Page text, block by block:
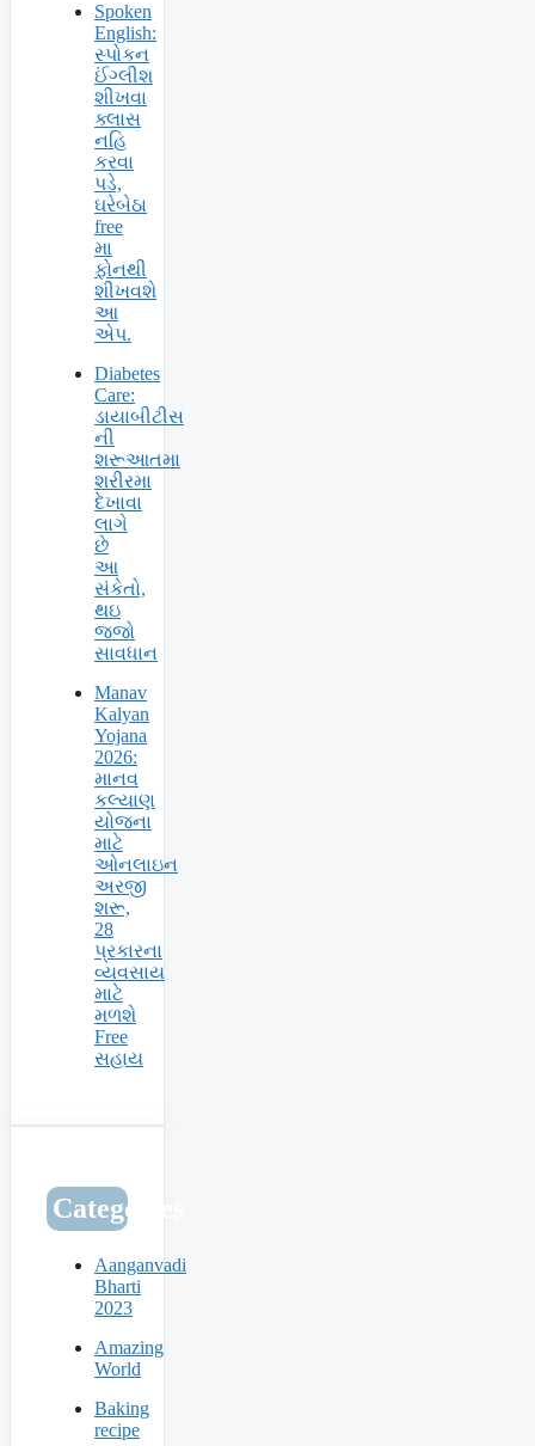
Spoken
English:
સ્પોકન
ઈંગ્લીશ
શીખવા
ક્લાસ
નહિ
કરવા
પડે,
ઘરેબેઠા
free
મા
ફોનથી
શીખવશે
આ
એપ.
Diabetes
Care:
ડાયાબીટીસ
ની
શરૂઆતમા
શરીરમા
દેખાવા
લાગે
છે
આ
સંકેતો,
થઇ
જજો
સાવધાન
Manav
Kalyan
Yojana
2026:
માનવ
કલ્યાણ
યોજના
માટે
ઓનલાઇન
અરજી
શરૂ,
28
પ્રકારના
વ્યવસાય
માટે
મળશે
Free
સહાય
Categories
Aanganvadi
Bharti
2023
Amazing
World
Baking
recipe